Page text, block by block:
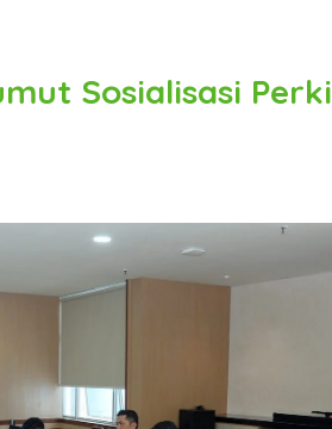
Sosialisasi Perki